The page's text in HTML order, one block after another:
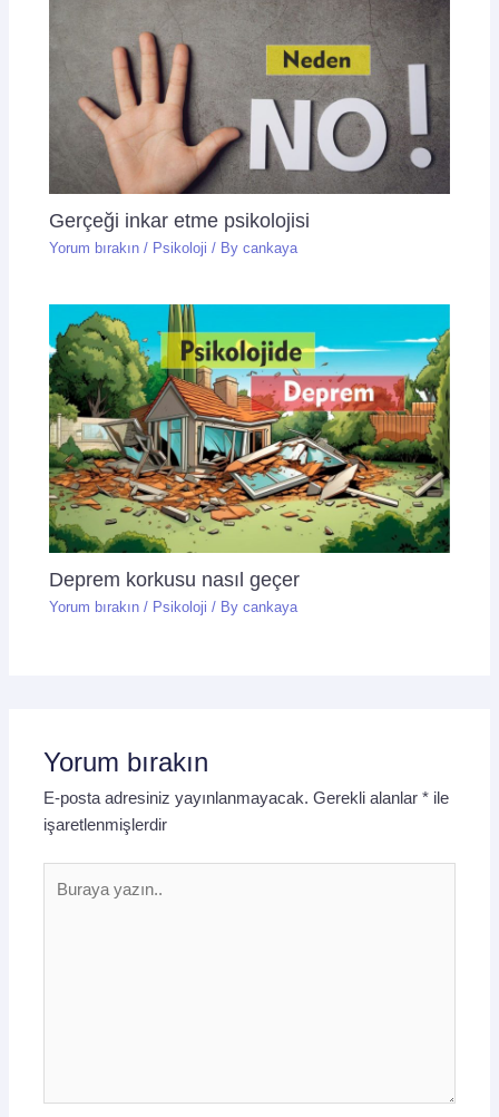
Gerçeği inkar etme psikolojisi
Yorum bırakın / Psikoloji / Bycankaya
Deprem korkusu nasıl geçer
Yorum bırakın / Psikoloji / Bycankaya
Yorum bırakın
E-posta adresiniz yayınlanmayacak. Gerekli alanlar* ile
işaretlenmişlerdir
yazın..